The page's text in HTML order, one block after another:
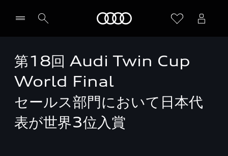
第18回 Audi Twin Cup
World Final
セールス部門において日本代
表が世界3位入賞